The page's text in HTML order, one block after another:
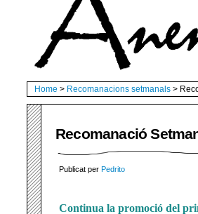
Home > Recomanacions setmanals >
Recomanació
Publicat per Pedrito
Continua la promoció del